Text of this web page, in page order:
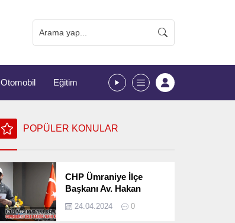
Otomobil Eğitim
POPÜLER KONULAR
CHP Ümraniye İlçe
Başkanı Av. Hakan
Seçimlerini
24.04.2024 0